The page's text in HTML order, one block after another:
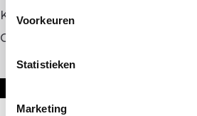
Voorkeuren
Statistieken
Marketing
Kennismaken met MELON
Contact